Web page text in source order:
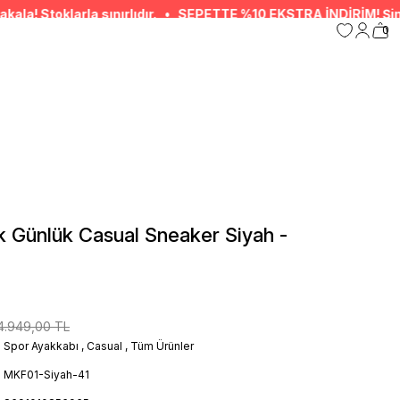
• SEPETTE %10 EKSTRA İNDİRİM! Şimdi
0
Günlük Casual Sneaker Siyah -
TL
Spor Ayakkabı , Casual , Tüm Ürünler
MKF01-Siyah-41